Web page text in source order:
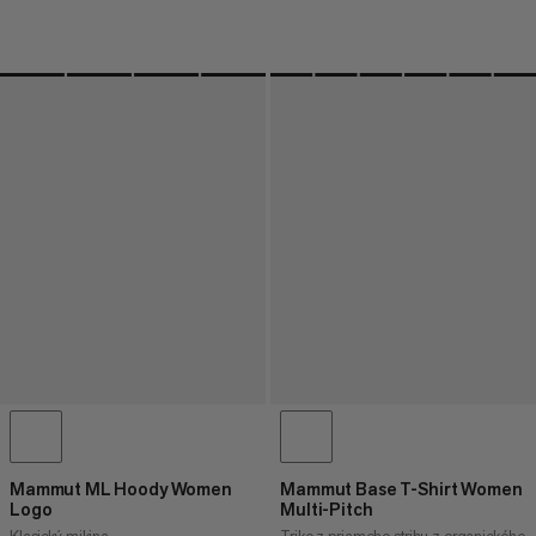
Mammut ML Hoody Women
Logo
Mammut Base T-Shirt Women
Multi-Pitch